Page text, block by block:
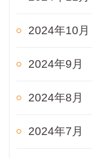
2024年10月
2024年9月
2024年8月
2024年7月